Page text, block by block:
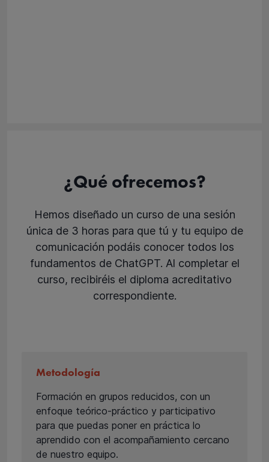
¿Qué ofrecemos?
Hemos diseñado un curso de una sesión
única de 3 horas para que tú y tu equipo de
comunicación podáis conocer todos los
fundamentos de ChatGPT. Al completar el
curso, recibiréis el diploma acreditativo
correspondiente.
Metodología
Formación en grupos reducidos, con un
enfoque teórico-práctico y participativo
para que puedas poner en práctica lo
aprendido con el acompañamiento cercano
de nuestro equipo.